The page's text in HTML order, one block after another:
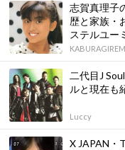
志賀真理子
歴と家族・
ステルユー
二代目J
ルと現在も
Luccy
X JAPAN・